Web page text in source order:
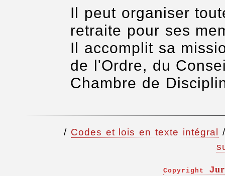
Il peut organiser
retraite pour ses
Il accomplit sa
de l'Ordre, du
Chambre de
/ Codes et lois en texte intégral
Copyright J